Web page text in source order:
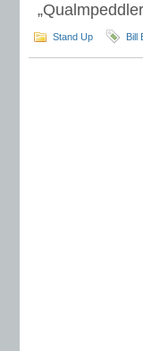
Stand Up Bill